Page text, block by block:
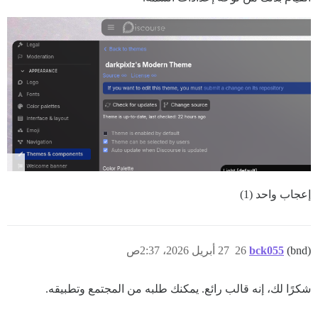
إعجاب واحد (1)
bck055 (bnd) 27 أبريل 2026، 2:37ص 26
شكرًا لك، إنه قالب رائع. يمكنك طلبه من المجتمع وتطبيقه.